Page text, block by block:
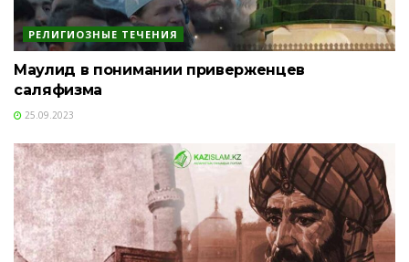
РЕЛИГИОЗНЫЕ ТЕЧЕНИЯ
Маулид в понимании приверженцев
саляфизма
25.09.2023